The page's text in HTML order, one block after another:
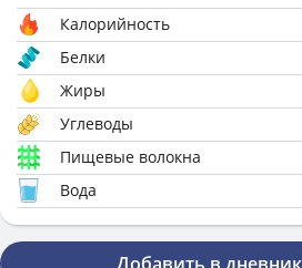
Калорийность
Белки
Жиры
Углеводы
Пищевые волокна
Вода